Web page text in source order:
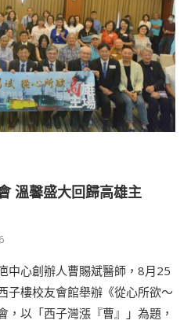
溫馨盛大回歸高雄主
中心創辦人曹賜斌醫師，8月25
子樓校友會館舉辦《從心所欲～
，以「西子灣漲『曹』」為題，